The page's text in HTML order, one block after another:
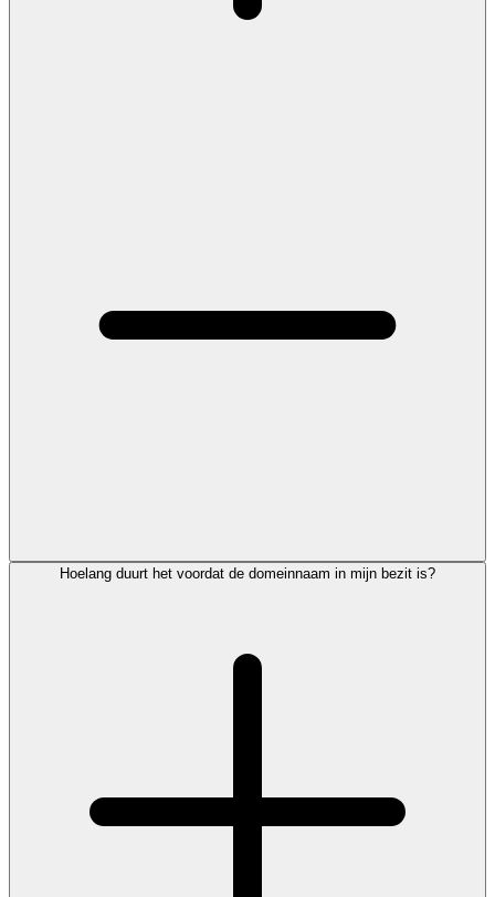
Hoelang duurt het voordat de domeinnaam in mijn bezit is?